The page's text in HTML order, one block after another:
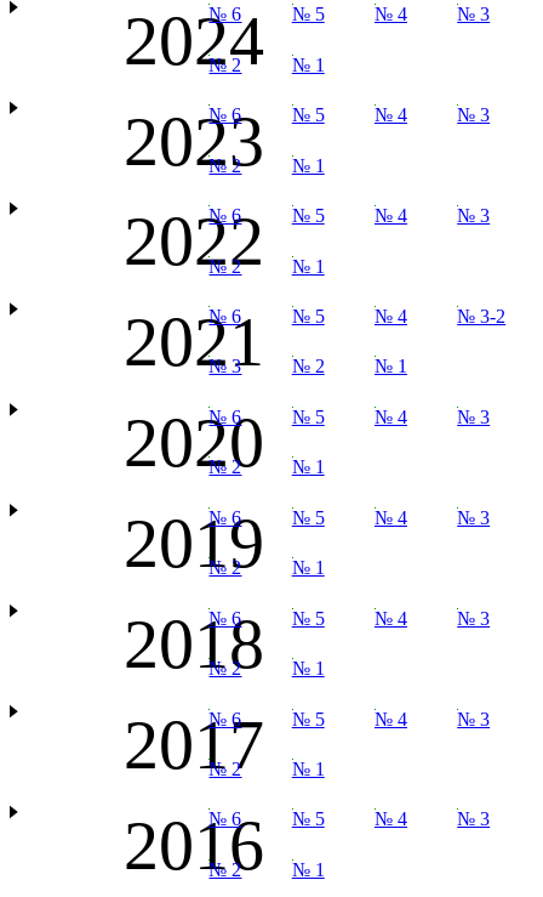
2024
№ 6 № 5 № 4 № 3
№ 2 № 1
2023
№ 6 № 5 № 4 № 3
№ 2 № 1
2022
№ 6 № 5 № 4 № 3
№ 2 № 1
2021
№ 6 № 5 № 4 № 3-2
№ 3 № 2 № 1
2020
№ 6 № 5 № 4 № 3
№ 2 № 1
2019
№ 6 № 5 № 4 № 3
№ 2 № 1
2018
№ 6 № 5 № 4 № 3
№ 2 № 1
2017
№ 6 № 5 № 4 № 3
№ 2 № 1
2016
№ 6 № 5 № 4 № 3
№ 2 № 1